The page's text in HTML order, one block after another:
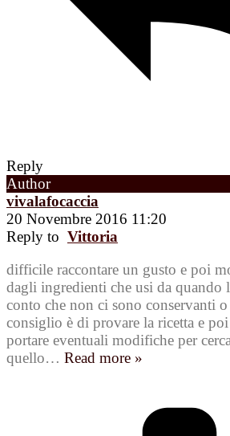
Reply
Author
vivalafocaccia
20 Novembre 2016 11:20
Reply to Vittoria
difficile raccontare un gusto e poi
dagli ingredienti che usi da quando
conto che non ci sono conservanti
consiglio è di provare la ricetta e
portare eventuali modifiche per
quello… Read more »